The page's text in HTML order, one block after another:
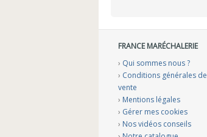
FRANCE MARÉCHALERIE
› Qui sommes nous ?
› Conditions générales de
vente
› Mentions légales
› Gérer mes cookies
› Nos vidéos conseils